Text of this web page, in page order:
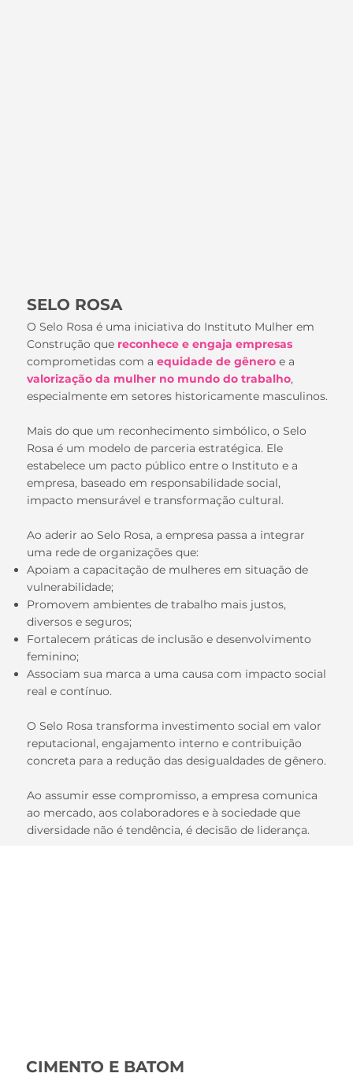
SELO ROSA
O Selo Rosa é uma iniciativa do Instituto Mulher em
Construção que reconhece e engaja empresas
comprometidas com a equidade de gêneroe a
valorização da mulher no mundo do trabalho,
especialmente em setores historicamente masculinos.
Mais do que um reconhecimento simbólico, o Selo
Rosa é um modelo de parceria estratégica. Ele
estabelece um pacto público entre o Instituto e a
empresa, baseado em responsabilidade social,
impacto mensurável e transformação cultural.
Ao aderir ao Selo Rosa, a empresa passa a integrar
uma rede de organizações que:
Apoiam a capacitação de mulheres em situação de
vulnerabilidade;
Promovem ambientes de trabalho mais justos,
diversos e seguros;
Fortalecem práticas de inclusão e desenvolvimento
feminino;
Associam sua marca a uma causa com impacto social
real e contínuo.
O Selo Rosa transforma investimento social em valor
reputacional, engajamento interno e contribuição
concreta para a redução das desigualdades de gênero.
Ao assumir esse compromisso, a empresa comunica
ao mercado, aos colaboradores e à sociedade que
diversidade não é tendência, é decisão de liderança.
CIMENTO E BATOM